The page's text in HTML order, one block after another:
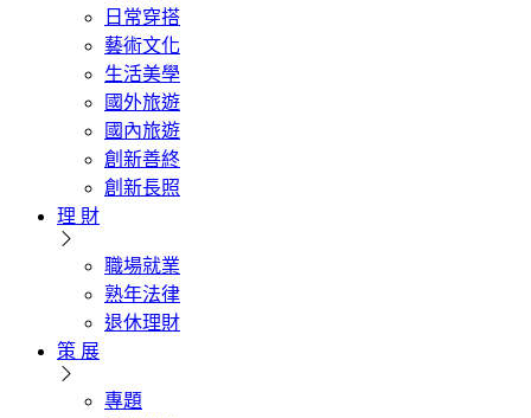
日常穿搭
藝術文化
生活美學
國外旅遊
國內旅遊
創新善終
創新長照
理 財
職場就業
熟年法律
退休理財
策 展
專題